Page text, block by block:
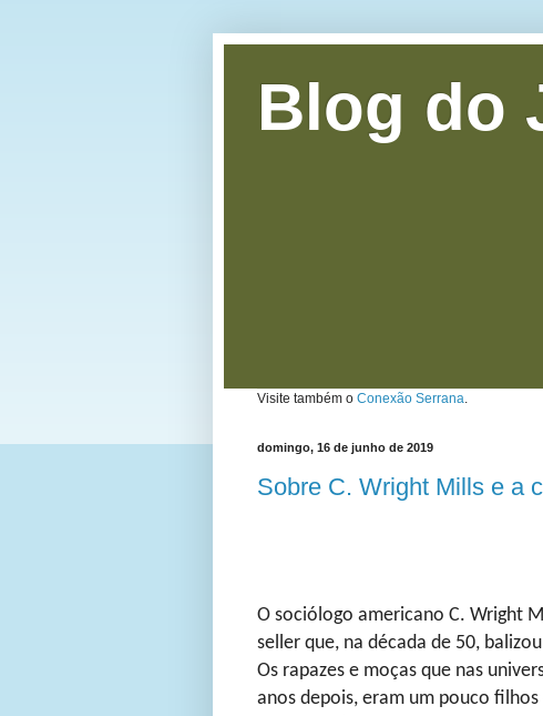
Blog do
Visite também o Conexão Serrana.
domingo, 16 de junho de 2019
Sobre C. Wright Mills e a
O sociólogo americano C. Wright
seller que, na década de 50,
Os rapazes e moças que nas
anos depois, eram um pouco